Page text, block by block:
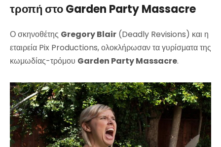
τροπή στο Garden Party Massacre
Ο σκηνοθέτης Gregory Blair (Deadly Revisions) και η
εταιρεία Pix Productions, ολοκλήρωσαν τα γυρίσματα της
κωμωδίας-τρόμου Garden Party Massacre.